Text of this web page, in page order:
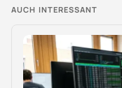
AUCH INTERESSANT